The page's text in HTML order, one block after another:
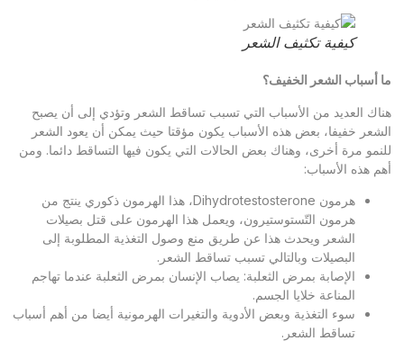
كيفية تكثيف الشعر
أسباب الشعر الخفيف؟
العديد من الأسباب التي تسبب تساقط الشعر وتؤدي إلى أن يصبح
خفيفا، بعض هذه الأسباب يكون مؤقتا حيث يمكن أن يعود الشعر
مرة أخرى، وهناك بعض الحالات التي يكون فيها التساقط دائما. ومن
هذه الأسباب:
هرمون Dihydrotestosterone، هذا الهرمون ذكوري ينتج من
هرمون التّستوستيرون، ويعمل هذا الهرمون على قتل بصيلات
الشعر ويحدث هذا عن طريق منع وصول التغذية المطلوبة إلى
البصيلات وبالتالي تسبب تساقط الشعر.
الإصابة بمرض الثعلبة: يصاب الإنسان بمرض الثعلبة عندما تهاجم
المناعة خلايا الجسم.
سوء التغذية وبعض الأدوية والتغيرات الهرمونية أيضا من أهم أسباب
تساقط الشعر.